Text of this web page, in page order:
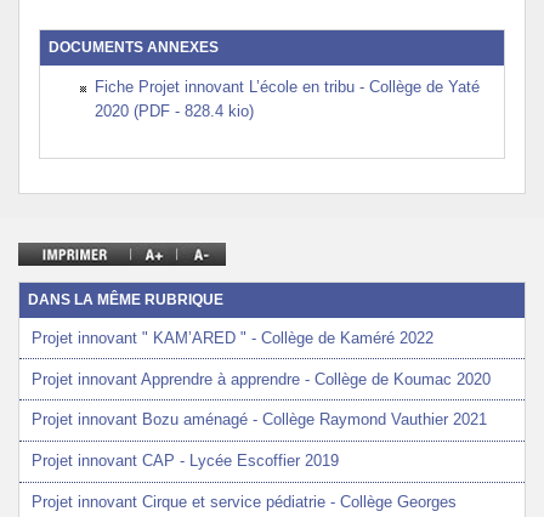
DOCUMENTS ANNEXES
Fiche Projet innovant L’école en tribu - Collège de Yaté
2020 (PDF - 828.4 kio)
DANS LA MÊME RUBRIQUE
Projet innovant " KAM’ARED " - Collège de Kaméré 2022
Projet innovant Apprendre à apprendre - Collège de Koumac 2020
Projet innovant Bozu aménagé - Collège Raymond Vauthier 2021
Projet innovant CAP - Lycée Escoffier 2019
Projet innovant Cirque et service pédiatrie - Collège Georges